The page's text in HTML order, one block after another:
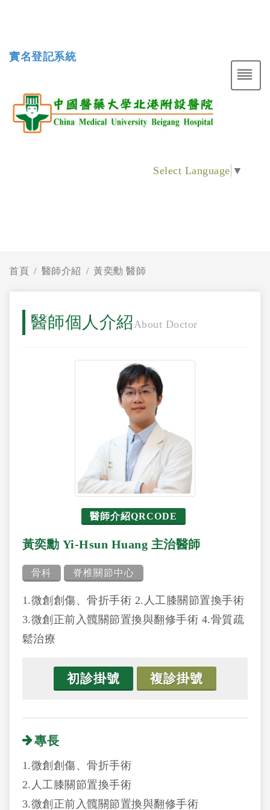
實名登記系統
Select Language ▼
首頁 醫師介紹 黃奕勳 醫師
醫師個人介紹About Doctor
醫師介紹QRCODE
黃奕勳 Yi-Hsun Huang 主治醫師
骨科 脊椎關節中心
1.微創創傷、骨折手術 2.人工膝關節置換手術
3.微創正前入髖關節置換與翻修手術 4.骨質疏
鬆治療
初診掛號 複診掛號
專長
1.微創創傷、骨折手術
2.人工膝關節置換手術
3.微創正前入髖關節置換與翻修手術